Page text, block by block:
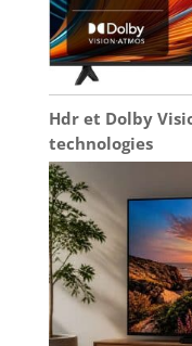
Hdr et Dolby
technologies